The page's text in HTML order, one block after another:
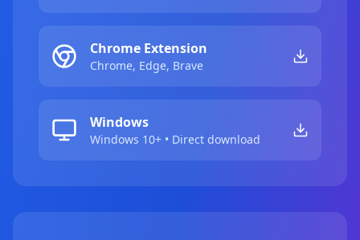
Chrome Extension
Chrome, Edge, Brave
Windows
Windows 10+ • Direct download